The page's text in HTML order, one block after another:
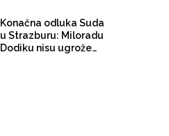
Konačna odluka Suda
u Strazburu: Miloradu
Dodiku nisu ugrožena